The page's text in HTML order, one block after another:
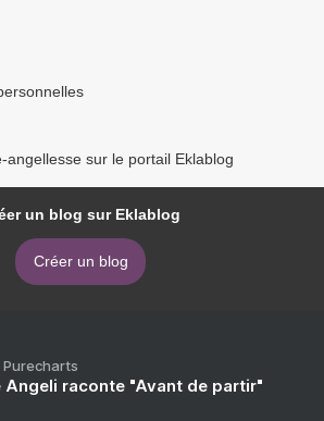
angellesse sur le portail Eklablog
un blog sur Eklablog
Créer un blog
Purecharts
Angeli raconte "Avant de partir"